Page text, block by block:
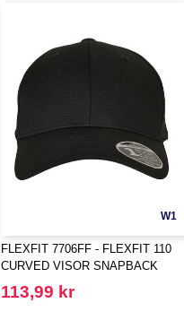
W1
FLEXFIT 7706FF - FLEXFIT 110
CURVED VISOR SNAPBACK
113,99 kr